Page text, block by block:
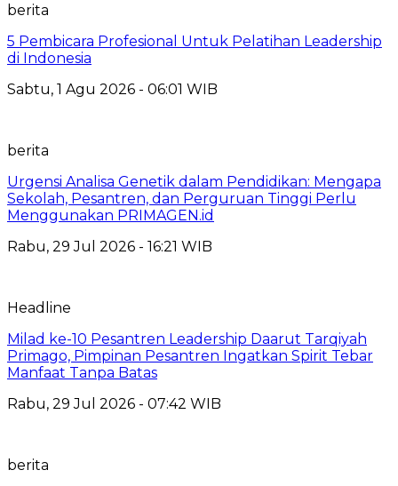
berita
5 Pembicara Profesional Untuk Pelatihan Leadership
di Indonesia
Sabtu, 1 Agu 2026 - 06:01 WIB
berita
Urgensi Analisa Genetik dalam Pendidikan: Mengapa
Sekolah, Pesantren, dan Perguruan Tinggi Perlu
Menggunakan PRIMAGEN.id
Rabu, 29 Jul 2026 - 16:21 WIB
Headline
Milad ke-10 Pesantren Leadership Daarut Tarqiyah
Primago, Pimpinan Pesantren Ingatkan Spirit Tebar
Manfaat Tanpa Batas
Rabu, 29 Jul 2026 - 07:42 WIB
berita